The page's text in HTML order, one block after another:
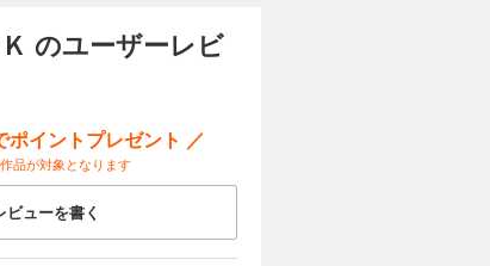
のユーザーレビ
ポイントプレゼント ／
品が対象となります
ビューを書く